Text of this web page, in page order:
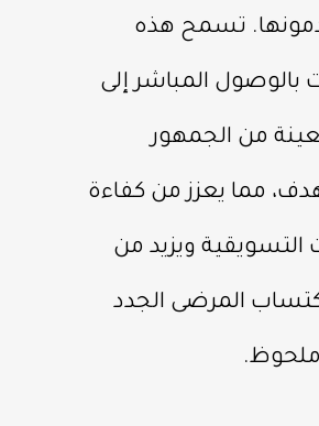
تسمح هذه
بالوصول المباشر إلى
من الجمهور
مما يعزز من كفاءة
التسويقية ويزيد من
المرضى الجدد